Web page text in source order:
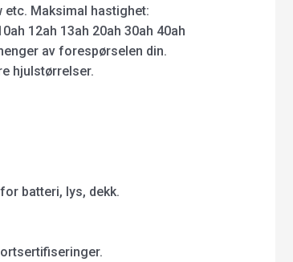
etc. Maksimal hastighet:
12ah 13ah 20ah 30ah 40ah
av forespørselen din.
hjulstørrelser.
batteri, lys, dekk.